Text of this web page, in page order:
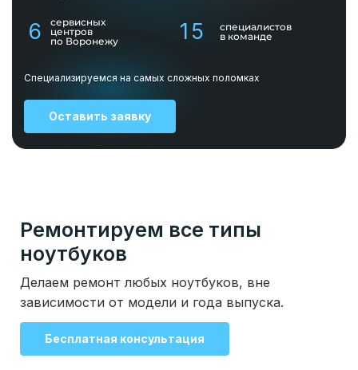
6
сервисных
центров
по Воронежу
15
специалистов
в команде
Специализируемся на самых сложных поломках
Оставить заявку
Ремонтируем все типы
ноутбуков
Делаем ремонт любых ноутбуков, вне
зависимости от модели и года выпуска.
Бесплатная консультация